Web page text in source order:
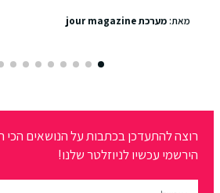
מאת:מערכת jour magazine
רוצה להתעדכן בכתבות על הנושאים הכי
הירשמי עכשיו לניוזלטר שלנו!